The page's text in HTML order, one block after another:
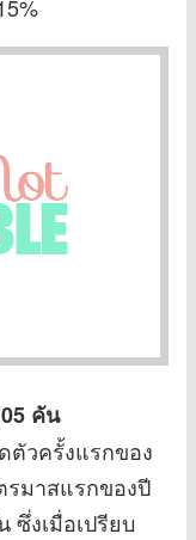
คัน
ตัวครั้งแรกของ
รมาสแรกของปี
ซึ่งเมื่อเปรียบ